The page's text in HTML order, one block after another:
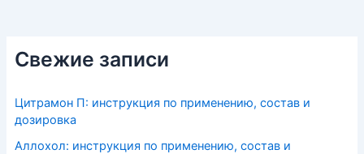
Свежие записи
Цитрамон П: инструкция по применению, состав и
дозировка
Аллохол: инструкция по применению, состав и